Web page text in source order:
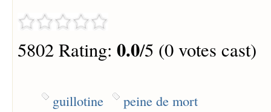
5802 Rating: 0.0/5 (0 votes cast)
guillotine peine de mort